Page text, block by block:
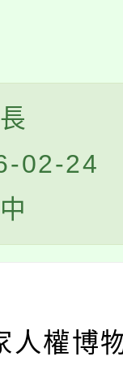
02-24
權博